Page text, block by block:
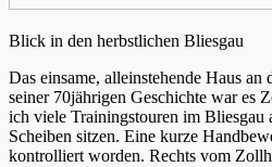
Blick in den herbstlichen Bliesgau
Das einsame, alleinstehende Haus
seiner 70jährigen Geschichte war es
ich viele Trainingstouren im Bliesgau
Scheiben sitzen. Eine kurze
kontrolliert worden. Rechts vom